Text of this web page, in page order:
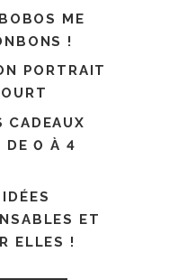
ME
!
PORTRAIT
CADEAUX
DE 0 À 4
ET
ELLES !